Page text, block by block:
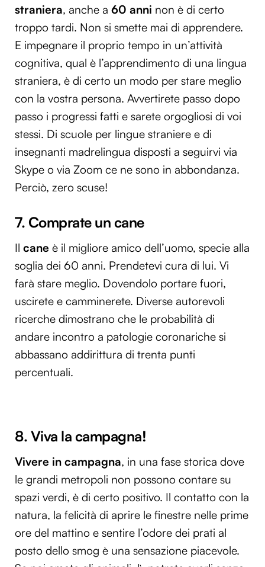
straniera, anche a 60 anni non è di certo
troppo tardi. Non si smette mai di apprendere.
E impegnare il proprio tempo in un’attività
cognitiva, qual è l’apprendimento di una lingua
straniera, è di certo un modo per stare meglio
con la vostra persona. Avvertirete passo dopo
passo i progressi fatti e sarete orgogliosi di voi
stessi. Di scuole per lingue straniere e di
insegnanti madrelingua disposti a seguirvi via
Skype o via Zoom ce ne sono in abbondanza.
Perciò, zero scuse!
7. Comprate un cane
Il cane è il migliore amico dell’uomo, specie alla
soglia dei 60 anni. Prendetevi cura di lui. Vi
farà stare meglio. Dovendolo portare fuori,
uscirete e camminerete. Diverse autorevoli
ricerche dimostrano che le probabilità di
andare incontro a patologie coronariche si
abbassano addirittura di trenta punti
percentuali.
8. Viva la campagna!
Vivere in campagna, in una fase storica dove
le grandi metropoli non possono contare su
spazi verdi, è di certo positivo. Il contatto con la
natura, la felicità di aprire le finestre nelle prime
ore del mattino e sentire l’odore dei prati al
posto dello smog è una sensazione piacevole.